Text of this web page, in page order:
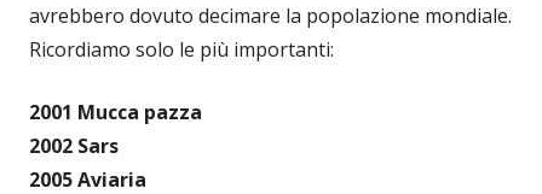
avrebbero dovuto decimare la popolazione mondiale.
Ricordiamo solo le più importanti:
2001 Mucca pazza
2002 Sars
2005 Aviaria